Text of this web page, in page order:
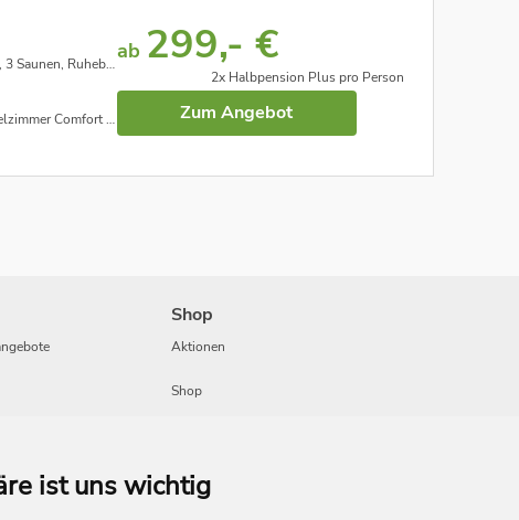
ist uns wichtig
Fitnessbereich uvm.
- nach Verfügbarkeit
ab 299,- €
2x Halbpension Plus pro Person
Zum Angebot
Shop
Aktionen
Shop